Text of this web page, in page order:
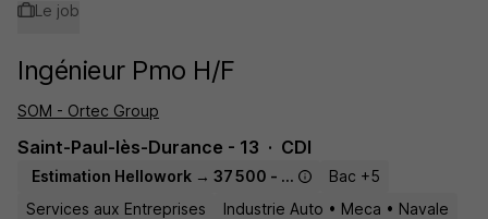
Le job
Ingénieur Pmo H/F
SOM - Ortec Group
Saint-Paul-lès-Durance - 13 CDI
Estimation Hellowork → 37 500 - 47 500 € / an
Bac +5
Services aux Entreprises
Industrie Auto • Meca • Navale